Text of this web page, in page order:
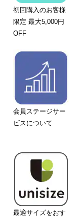
初回購入のお客様
限定 最大5,000円
OFF
会員ステージサー
ビスについて
最適サイズをおす